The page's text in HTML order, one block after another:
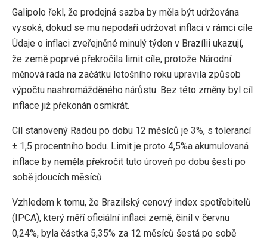
Galipolo řekl, že prodejná sazba by měla být udržována
vysoká, dokud se mu nepodaří udržovat inflaci v rámci cíle
Údaje o inflaci zveřejněné minulý týden v Brazílii ukazují,
že země poprvé překročila limit cíle, protože Národní
měnová rada na začátku letošního roku upravila způsob
výpočtu nashromážděného nárůstu. Bez této změny byl cíl
inflace již překonán osmkrát.
Cíl stanovený Radou po dobu 12 měsíců je 3%, s tolerancí
± 1,5 procentního bodu. Limit je proto 4,5%a akumulovaná
inflace by neměla překročit tuto úroveň po dobu šesti po
sobě jdoucích měsíců.
Vzhledem k tomu, že Brazilský cenový index spotřebitelů
(IPCA), který měří oficiální inflaci země, činil v červnu
0,24%, byla částka 5,35% za 12 měsíců šestá po sobě